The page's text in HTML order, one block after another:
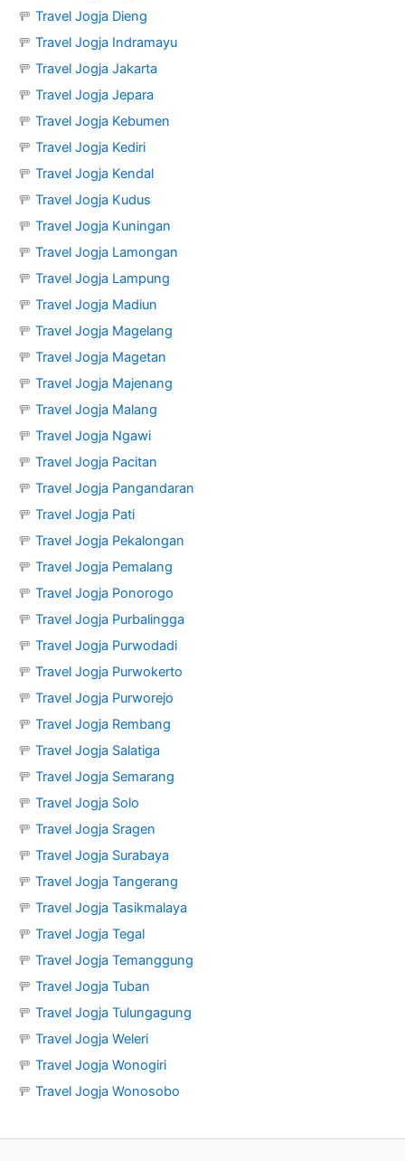
🚥 Travel Jogja Dieng
🚥 Travel Jogja Indramayu
🚥 Travel Jogja Jakarta
🚥 Travel Jogja Jepara
🚥 Travel Jogja Kebumen
🚥 Travel Jogja Kediri
🚥 Travel Jogja Kendal
🚥 Travel Jogja Kudus
🚥 Travel Jogja Kuningan
🚥 Travel Jogja Lamongan
🚥 Travel Jogja Lampung
🚥 Travel Jogja Madiun
🚥 Travel Jogja Magelang
🚥 Travel Jogja Magetan
🚥 Travel Jogja Majenang
🚥 Travel Jogja Malang
🚥 Travel Jogja Ngawi
🚥 Travel Jogja Pacitan
🚥 Travel Jogja Pangandaran
🚥 Travel Jogja Pati
🚥 Travel Jogja Pekalongan
🚥 Travel Jogja Pemalang
🚥 Travel Jogja Ponorogo
🚥 Travel Jogja Purbalingga
🚥 Travel Jogja Purwodadi
🚥 Travel Jogja Purwokerto
🚥 Travel Jogja Purworejo
🚥 Travel Jogja Rembang
🚥 Travel Jogja Salatiga
🚥 Travel Jogja Semarang
🚥 Travel Jogja Solo
🚥 Travel Jogja Sragen
🚥 Travel Jogja Surabaya
🚥 Travel Jogja Tangerang
🚥 Travel Jogja Tasikmalaya
🚥 Travel Jogja Tegal
🚥 Travel Jogja Temanggung
🚥 Travel Jogja Tuban
🚥 Travel Jogja Tulungagung
🚥 Travel Jogja Weleri
🚥 Travel Jogja Wonogiri
🚥 Travel Jogja Wonosobo